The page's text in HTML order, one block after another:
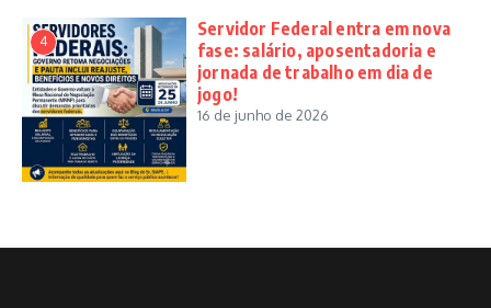
4
Servidor Federal entra em nova
fase: salário, aposentadoria e
jornada de trabalho em dia de
jogo!
16 de junho de 2026